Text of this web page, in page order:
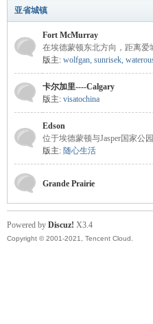
埃
德
» ›
亚省城镇
Fort McMurray
在埃德蒙顿东北方向，距离爱
版主: wolfgan, sunrisek,
卡尔加里----Calgary
版主: visatochina
Edson
位于埃德蒙顿与Jasper国家公
版主: 随心生活
Grande Prairie
Powered by Discuz! X3.4
Copyright © 2001-2021, Tencent Cloud.